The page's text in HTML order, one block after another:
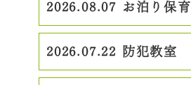
2026.08.07 お泊り保育
2026.07.22 防犯教室